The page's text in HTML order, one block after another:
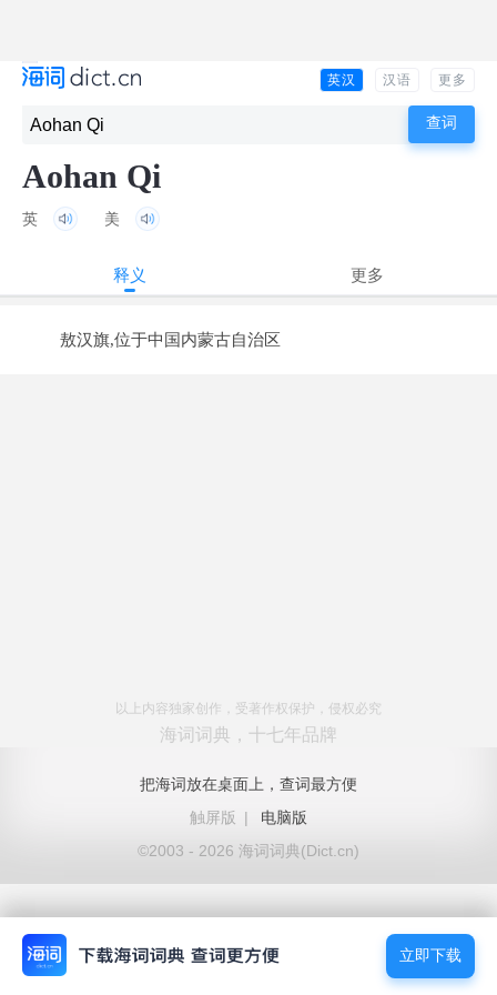
英汉 汉语 更多
Aohan Qi
英 美
释义 更多
敖汉旗,位于中国内蒙古自治区
以上内容独家创作，受著作权保护，侵权必究
海词词典，十七年品牌
把海词放在桌面上，查词最方便
触屏版
|
电脑版
©2003 - 2026 海词词典(Dict.cn)
立即下载
立即下载